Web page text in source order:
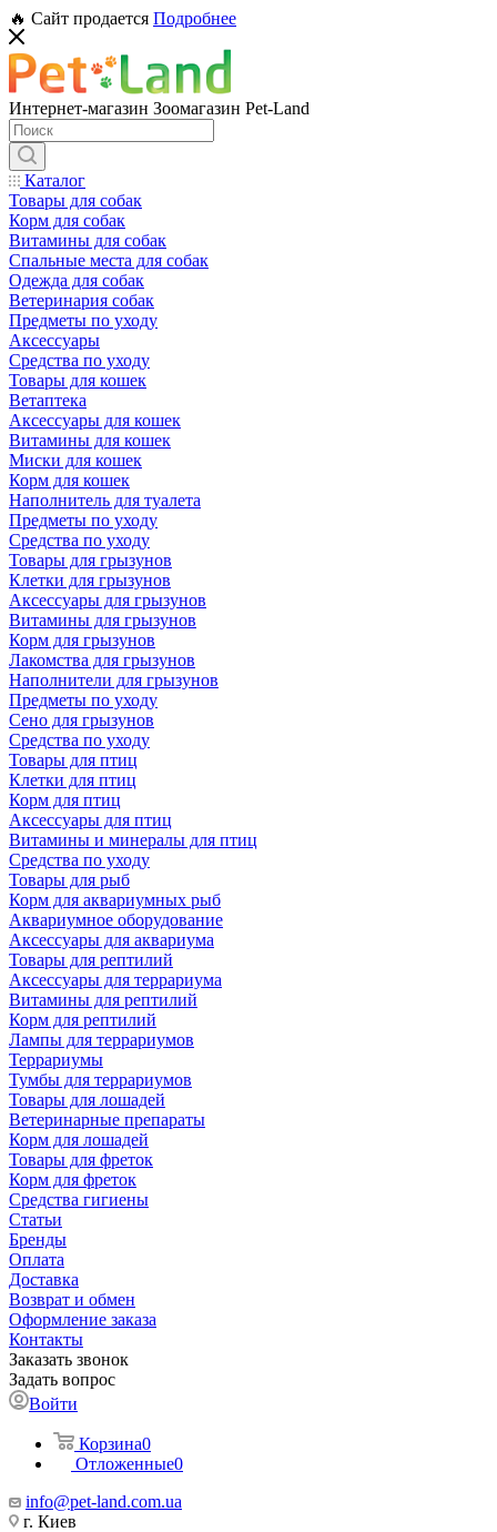
🔥 Сайт продается Подробнее
Интернет-магазин Зоомагазин Pet-Land
Каталог
Товары для собак
Корм для собак
Витамины для собак
Спальные места для собак
Одежда для собак
Ветеринария собак
Предметы по уходу
Аксессуары
Средства по уходу
Товары для кошек
Ветаптека
Аксессуары для кошек
Витамины для кошек
Миски для кошек
Корм для кошек
Наполнитель для туалета
Предметы по уходу
Средства по уходу
Товары для грызунов
Клетки для грызунов
Аксессуары для грызунов
Витамины для грызунов
Корм для грызунов
Лакомства для грызунов
Наполнители для грызунов
Предметы по уходу
Сено для грызунов
Средства по уходу
Товары для птиц
Клетки для птиц
Корм для птиц
Аксессуары для птиц
Витамины и минералы для птиц
Средства по уходу
Товары для рыб
Корм для аквариумных рыб
Аквариумное оборудование
Аксессуары для аквариума
Товары для рептилий
Аксессуары для террариума
Витамины для рептилий
Корм для рептилий
Лампы для террариумов
Террариумы
Тумбы для террариумов
Товары для лошадей
Ветеринарные препараты
Корм для лошадей
Товары для фреток
Корм для фреток
Средства гигиены
Статьи
Бренды
Оплата
Доставка
Возврат и обмен
Оформление заказа
Контакты
Заказать звонок
Задать вопрос
Войти
Корзина0
Отложенные0
info@pet-land.com.ua
г. Киев